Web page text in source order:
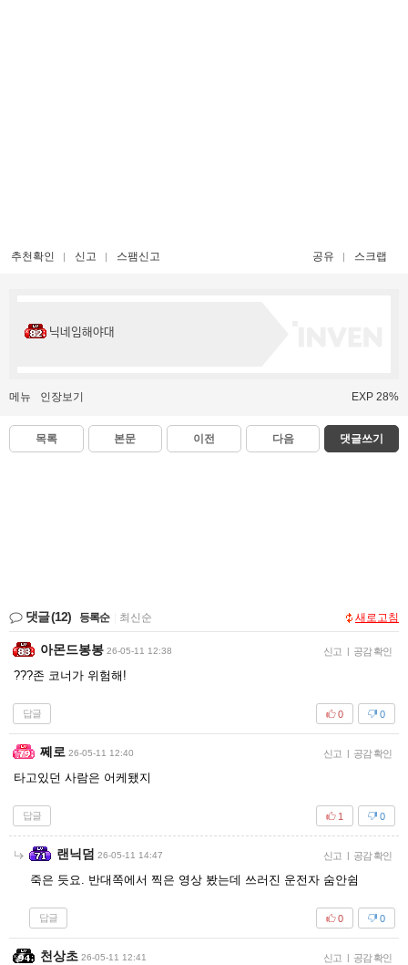
추천확인 신고 스팸신고 공유 스크랩
닉네임해야대
메뉴 인장보기 EXP 28%
목록 본문 이전 다음 댓글쓰기
댓글(12) 등록순 최신순 새로고침
아몬드봉봉 26-05-11 12:38 신고 | 공감 확인
???존 코너가 위험해!
답글 0
0
쩨로 26-05-11 12:40 신고 | 공감 확인
타고있던 사람은 어케됐지
답글 0
1
랜닉덤 26-05-11 14:47 신고 | 공감 확인
죽은 듯요. 반대쪽에서 찍은 영상 봤는데 쓰러진 운전자 숨안쉼
답글 0
0
천상초 26-05-11 12:41 신고 | 공감 확인